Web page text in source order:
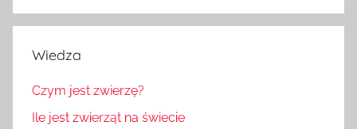
Wiedza
Czym jest zwierzę?
Ile jest zwierząt na świecie